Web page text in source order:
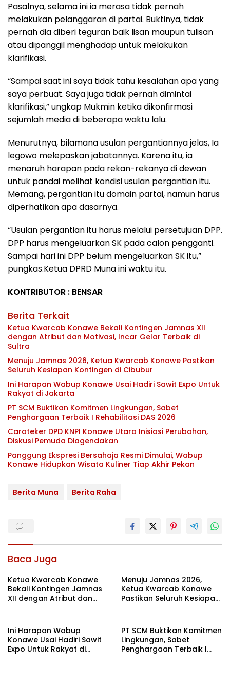
Pasalnya, selama ini ia merasa tidak pernah
melakukan pelanggaran di partai. Buktinya, tidak
pernah dia diberi teguran baik lisan maupun tulisan
atau dipanggil menghadap untuk melakukan
klarifikasi.
“Sampai saat ini saya tidak tahu kesalahan apa yang
saya perbuat. Saya juga tidak pernah dimintai
klarifikasi,” ungkap Mukmin ketika dikonfirmasi
sejumlah media di beberapa waktu lalu.
Menurutnya, bilamana usulan pergantiannya jelas, Ia
legowo melepaskan jabatannya. Karena itu, ia
menaruh harapan pada rekan-rekanya di dewan
untuk pandai melihat kondisi usulan pergantian itu.
Memang, pergantian itu domain partai, namun harus
diperhatikan apa dasarnya.
“Usulan pergantian itu harus melalui persetujuan DPP.
DPP harus mengeluarkan SK pada calon pengganti.
Sampai hari ini DPP belum mengeluarkan SK itu,”
pungkas.Ketua DPRD Muna ini waktu itu.
KONTRIBUTOR : BENSAR
Berita Terkait
Ketua Kwarcab Konawe Bekali Kontingen Jamnas XII
dengan Atribut dan Motivasi, Incar Gelar Terbaik di
Sultra
Menuju Jamnas 2026, Ketua Kwarcab Konawe Pastikan
Seluruh Kesiapan Kontingen di Cibubur
Ini Harapan Wabup Konawe Usai Hadiri Sawit Expo Untuk
Rakyat di Jakarta
PT SCM Buktikan Komitmen Lingkungan, Sabet
Penghargaan Terbaik I Rehabilitasi DAS 2026
Carateker DPD KNPI Konawe Utara Inisiasi Perubahan,
Diskusi Pemuda Diagendakan
Panggung Ekspresi Bersahaja Resmi Dimulai, Wabup
Konawe Hidupkan Wisata Kuliner Tiap Akhir Pekan
Berita Muna Berita Raha
Baca Juga
Ketua Kwarcab Konawe
Bekali Kontingen Jamnas
XII dengan Atribut dan
Menuju Jamnas 2026,
Ketua Kwarcab Konawe
Pastikan Seluruh Kesiapan
Ini Harapan Wabup
Konawe Usai Hadiri Sawit
Expo Untuk Rakyat di
PT SCM Buktikan Komitmen
Lingkungan, Sabet
Penghargaan Terbaik I